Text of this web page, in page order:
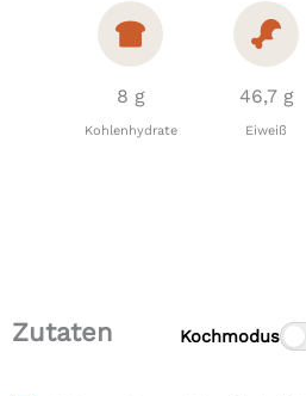
8 g
Kohlenhydrate
46,7 g
Eiweiß
Zutaten Kochmodus